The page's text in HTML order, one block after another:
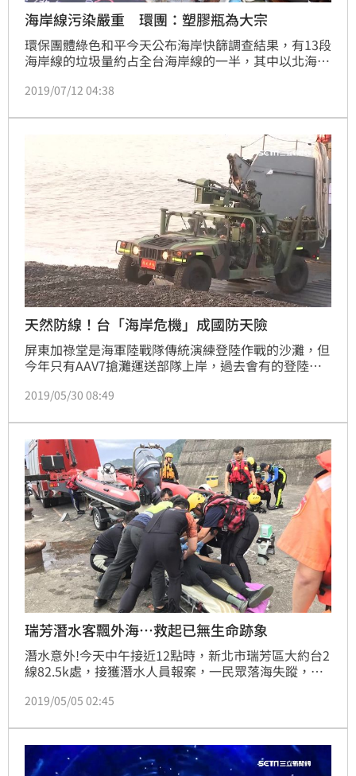
海岸線污染嚴重 環團：塑膠瓶為大宗
環保團體綠色和平今天公布海岸快篩調查結果，有13段
海岸線的垃圾量約占全台海岸線的一半，其中以北海岸
膠瓶罐為大宗。
2019/07/12 04:38
天然防線！台「海岸危機」成國防天險
屏東加祿堂是海軍陸戰隊傳統演練登陸作戰的沙灘，但
今年只有AAV7搶灘運送部隊上岸，過去會有的登陸艇
為加祿堂海岸線後退嚴重，突擊車上岸開沒幾步車頭就
地方站了，但海岸線危機也成轉機，我軍登不上，共軍
當然也別想越雷池一步。
2019/05/30 08:49
瑞芳潛水客飄外海…救起已無生命跡象
潛水意外!今天中午接近12點時，新北市瑞芳區大約台2
線82.5k處，接獲潛水人員報案，一民眾落海失蹤，疑
務下潛尋獲，48歲的李姓男子被救起時已無生命跡象，
2019/05/05 02:45